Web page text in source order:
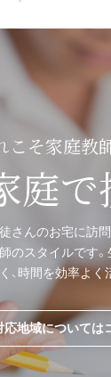
こそ家庭教
庭で
さんのお宅に訪
のスタイルです
、時間を効率よく
応地域については